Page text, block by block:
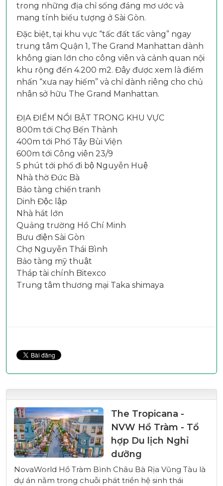
trong những địa chỉ sống đáng mơ ước và
mang tính biểu tượng ở Sài Gòn.
Đặc biệt, tại khu vực “tấc đất tấc vàng” ngay
trung tâm Quận 1, The Grand Manhattan dành
không gian lớn cho công viên và cảnh quan nội
khu rộng đến 4.200 m2. Đây được xem là điểm
nhấn “xưa nay hiếm” và chỉ dành riêng cho chủ
nhân sở hữu The Grand Manhattan.
ĐỊA ĐIỂM NỔI BẬT TRONG KHU VỰC
800m tới Chợ Bến Thành
400m tới Phố Tây Bùi Viện
600m tới Công viên 23/9
5 phút tới phố đi bộ Nguyễn Huệ
Nhà thờ Đức Bà
Bảo tàng chiến tranh
Dinh Độc lập
Nhà hát lớn
Quảng trường Hồ Chí Minh
Bưu điện Sài Gòn
Chợ Nguyễn Thái Bình
Bảo tàng mỹ thuật
Tháp tài chính Bitexco
Trung tâm thương mại Taka shimaya
The Tropicana -
NVW Hồ Tràm - Tổ
hợp Du lịch Nghỉ
dưỡng
NovaWorld Hồ Tràm Bình Châu Bà Rịa Vũng Tàu là
dự án nằm trong chuỗi phát triển hệ sinh thái